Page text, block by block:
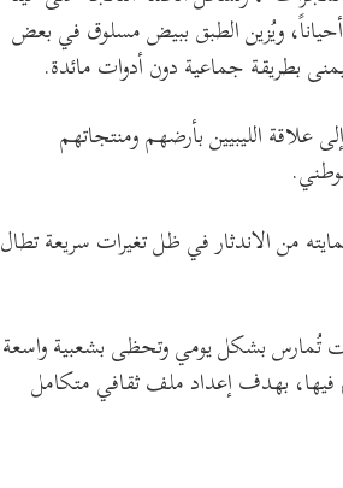
ويُزين الطبق ببيض مسلوق في بعض
بطريقة جماعية دون أدوات مائدة.
الليبيين بأرضهم ومنتجاتهم
من الاندثار في ظل تغيرات سريعة تطال
تُمارس بشكل يومي وتحظى بشعبية واسعة
فيها، بهدف إعداد ملف ثقافي متكامل